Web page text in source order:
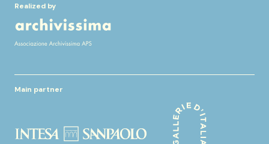
Realized by
Main partner